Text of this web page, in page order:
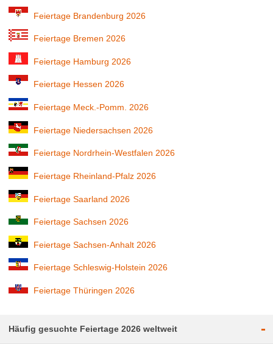
Feiertage Brandenburg 2026
Feiertage Bremen 2026
Feiertage Hamburg 2026
Feiertage Hessen 2026
Feiertage Meck.-Pomm. 2026
Feiertage Niedersachsen 2026
Feiertage Nordrhein-Westfalen 2026
Feiertage Rheinland-Pfalz 2026
Feiertage Saarland 2026
Feiertage Sachsen 2026
Feiertage Sachsen-Anhalt 2026
Feiertage Schleswig-Holstein 2026
Feiertage Thüringen 2026
Häufig gesuchte Feiertage 2026 weltweit -